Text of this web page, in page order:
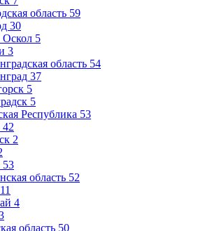
область 59
30
5
3
область 54
37
5
5
Республика 53
42
2
53
область 52
11
4
область 50